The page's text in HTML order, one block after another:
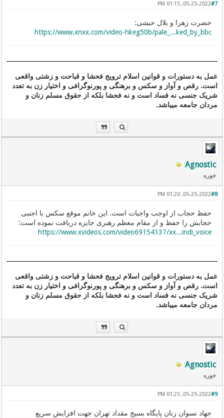
#7
05-25-2022, 01:15 PM
حضرت زهرا و بلال حبشی:
https://www.xnxx.com/video-hkeg50b/pale_...ked_by_bbc
عمل به دستورات و قوانین اسلام ترویج فحشا و قباحت و زشتی واقعی
است. رقص و آواز و سکس و برهنگی و پورنوگرافی و اختیار زن به تعدد
شریک جنسی نه فساد است و نه فحشا بلکه از حقوق مسلم زنان و
مردان جامعه میباشد.
Agnostic
خوره
#8
05-25-2022, 01:20 PM
حفظ حجاب از اوجب واجبات است. این خانم موقع سکس با اجنبی
حجابش را حفظ و از مقام معظم رهبری جایزه دریافت نموده است:
https://www.xvideos.com/video69154137/xx...indi_voice
عمل به دستورات و قوانین اسلام ترویج فحشا و قباحت و زشتی واقعی
است. رقص و آواز و سکس و برهنگی و پورنوگرافی و اختیار زن به تعدد
شریک جنسی نه فساد است و نه فحشا بلکه از حقوق مسلم زنان و
مردان جامعه میباشد.
Agnostic
خوره
#9
05-25-2022, 01:25 PM
جهاد نسوان زنان پایگاه بسیج مقداد تهران جهت افزایش سریع